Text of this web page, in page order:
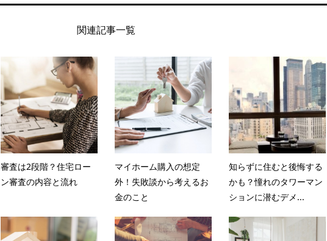
関連記事一覧
審査は2段階？住宅ロー
ン審査の内容と流れ
マイホーム購入の想定
外！失敗談から考えるお
金のこと
知らずに住むと後悔する
かも？憧れのタワーマン
ションに潜むデメ...